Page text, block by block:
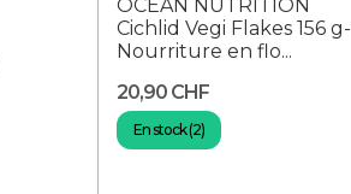
OCEAN NUTRITION
Cichlid Vegi Flakes 156 g-
Nourriture en flo...
20,90 CHF
En stock (2)